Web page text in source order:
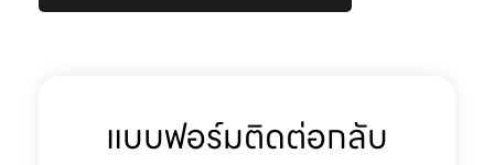
แบบฟอร์มติดต่อกลับ